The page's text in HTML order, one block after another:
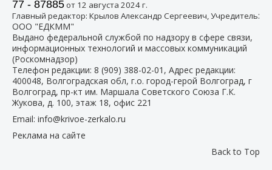
77 - 87885от 12 августа 2024 г.
Главный редактор: Крылов Александр Сергеевич, Учредитель:
ООО "ЕДКММ"
Выдано федеральной службой по надзору в сфере связи,
информационных технологий и массовых коммуникаций
(Роскомнадзор)
Телефон редакции: 8 (909) 388-02-01 , Адрес редакции:
400048, Волгоградская обл, г.о. город-герой Волгоград, г
Волгоград, пр-кт им. Маршала Советского Союза Г.К.
Жукова, д. 100, этаж 18, офис 221
Email: info@krivoe-zerkalo.ru
Реклама на сайте
Back to Top